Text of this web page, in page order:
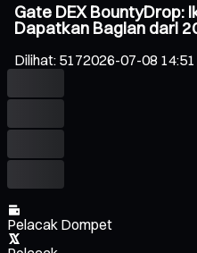
Gate DEX BountyDrop:
Dapatkan Bagian dari
Dilihat: 5172026-07-08 14:51
Pelacak Dompet